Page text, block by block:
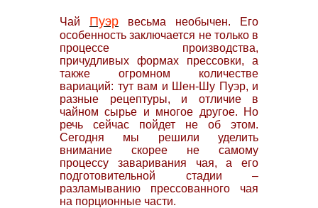
Чай Пуэр весьма необычен. Его
особенность заключается не только в
процессе производства,
причудливых формах прессовки, а
также огромном количестве
вариаций: тут вам и Шен-Шу Пуэр, и
разные рецептуры, и отличие в
чайном сырье и многое другое. Но
речь сейчас пойдет не об этом.
Сегодня мы решили уделить
внимание скорее не самому
процессу заваривания чая, а его
подготовительной стадии –
разламыванию прессованного чая
на порционные части.